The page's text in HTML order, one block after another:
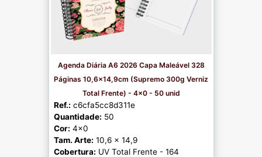
Agenda Diária A6 2026 Capa Maleável 328
Páginas 10,6x14,9cm (Supremo 300g Verniz
Total Frente) - 4x0 - 50 unid
Ref.: c6cfa5cc8d311e
Quantidade: 50
Cor: 4x0
Tam. Arte: 10,6 x 14,9
Cobertura: UV Total Frente - 164